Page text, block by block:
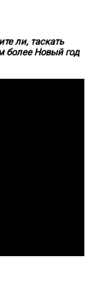
ли, таскать
более Новый год